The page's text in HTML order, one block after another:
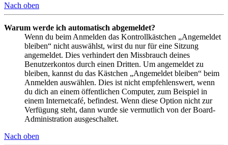
Nach oben
Warum werde ich automatisch abgemeldet?
Wenn du beim Anmelden das Kontrollkästchen „Angemeldet
bleiben“ nicht auswählst, wirst du nur für eine Sitzung
angemeldet. Dies verhindert den Missbrauch deines
Benutzerkontos durch einen Dritten. Um angemeldet zu
bleiben, kannst du das Kästchen „Angemeldet bleiben“ beim
Anmelden auswählen. Dies ist nicht empfehlenswert, wenn
du dich an einem öffentlichen Computer, zum Beispiel in
einem Internetcafé, befindest. Wenn diese Option nicht zur
Verfügung steht, dann wurde sie vermutlich von der Board-
Administration ausgeschaltet.
Nach oben